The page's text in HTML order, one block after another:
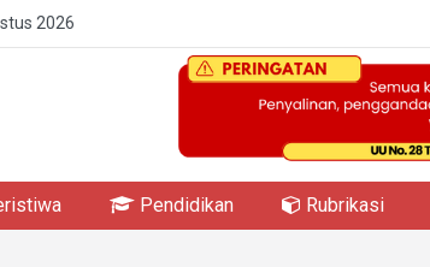
2026
Pendidikan Rubrikasi